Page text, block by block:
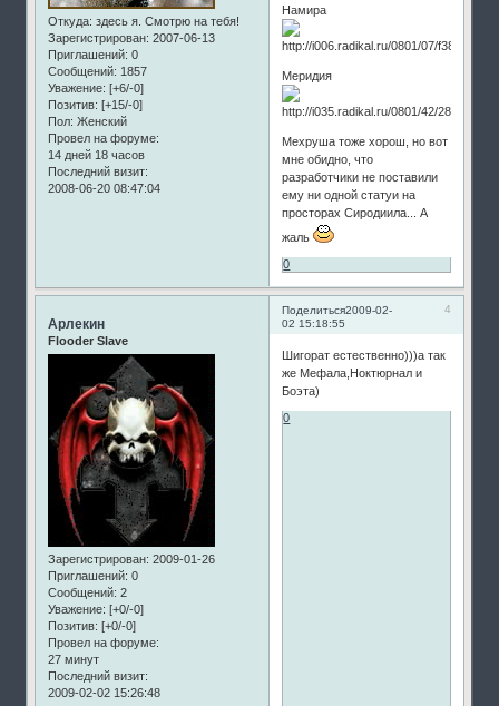
Откуда: здесь я. Смотрю на тебя!
Зарегистрирован: 2007-06-13
Приглашений: 0
Сообщений: 1857
Уважение: [+6/-0]
Позитив: [+15/-0]
Пол: Женский
Провел на форуме:
14 дней 18 часов
Последний визит:
2008-06-20 08:47:04
Намира
Меридия
Мехруша тоже хорош, но вот
мне обидно, что
разработчики не поставили
ему ни одной статуи на
просторах Сиродиила... А
жаль
0
Поделиться 4
2009-02-
02 15:18:55
Арлекин
Flooder Slave
Зарегистрирован: 2009-01-26
Приглашений: 0
Сообщений: 2
Уважение: [+0/-0]
Позитив: [+0/-0]
Провел на форуме:
27 минут
Последний визит:
2009-02-02 15:26:48
Шигорат естественно)))а так
же Мефала,Ноктюрнал и
Боэта)
0